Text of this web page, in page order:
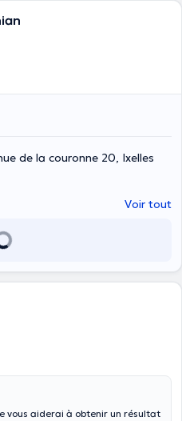
de la couronne 20, Ixelles
Voir tout
vous aiderai à obtenir un résultat